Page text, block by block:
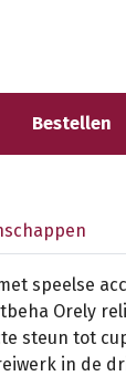
Bestellen
speelse
Orely
steun tot
in de